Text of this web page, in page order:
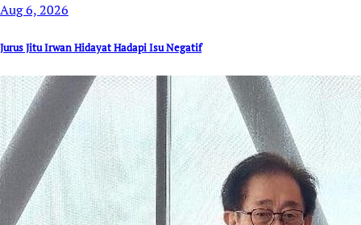
Aug 6, 2026
Jurus Jitu Irwan Hidayat Hadapi Isu Negatif